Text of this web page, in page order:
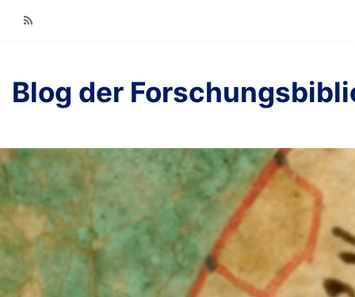
Blog der